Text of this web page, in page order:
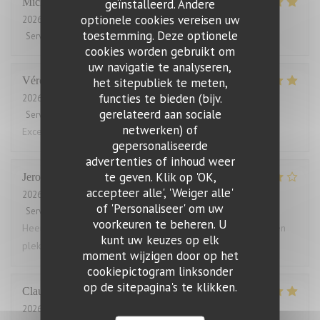
geïnstalleerd. Andere
optionele cookies vereisen uw
toestemming. Deze optionele
cookies worden gebruikt om
uw navigatie te analyseren,
het sitepubliek te meten,
functies te bieden (bijv.
gerelateerd aan sociale
netwerken) of
gepersonaliseerde
advertenties of inhoud weer
te geven. Klik op 'OK,
accepteer alle', 'Weiger alle'
of 'Personaliseer' om uw
voorkeuren te beheren. U
kunt uw keuzes op elk
moment wijzigen door op het
cookiepictogram linksonder
op de sitepagina's te klikken.
2026-08-04
- 12:15 - Gasten 2
Service
Atmosfeer:3/5 Keuken:5/5 Kwaliteit / Prijs
Véronique
2026-08-01
- 19:15 - Gasten 3
Service
Atmosfeer: 4/5 Keuken:5 /5 Kwaliteit / Prijs
Excellent!
Jeroen
2026-08-03
- 18:30 - Gasten 4
Service
Atmosfeer:4/5 Keuken:5/5 Kwaliteit / Prijs
Heerlijk gegeten. Grote porties, zelden zo vol gezeten. Geen
plek voor een toetje.
Claude
2026-07-31